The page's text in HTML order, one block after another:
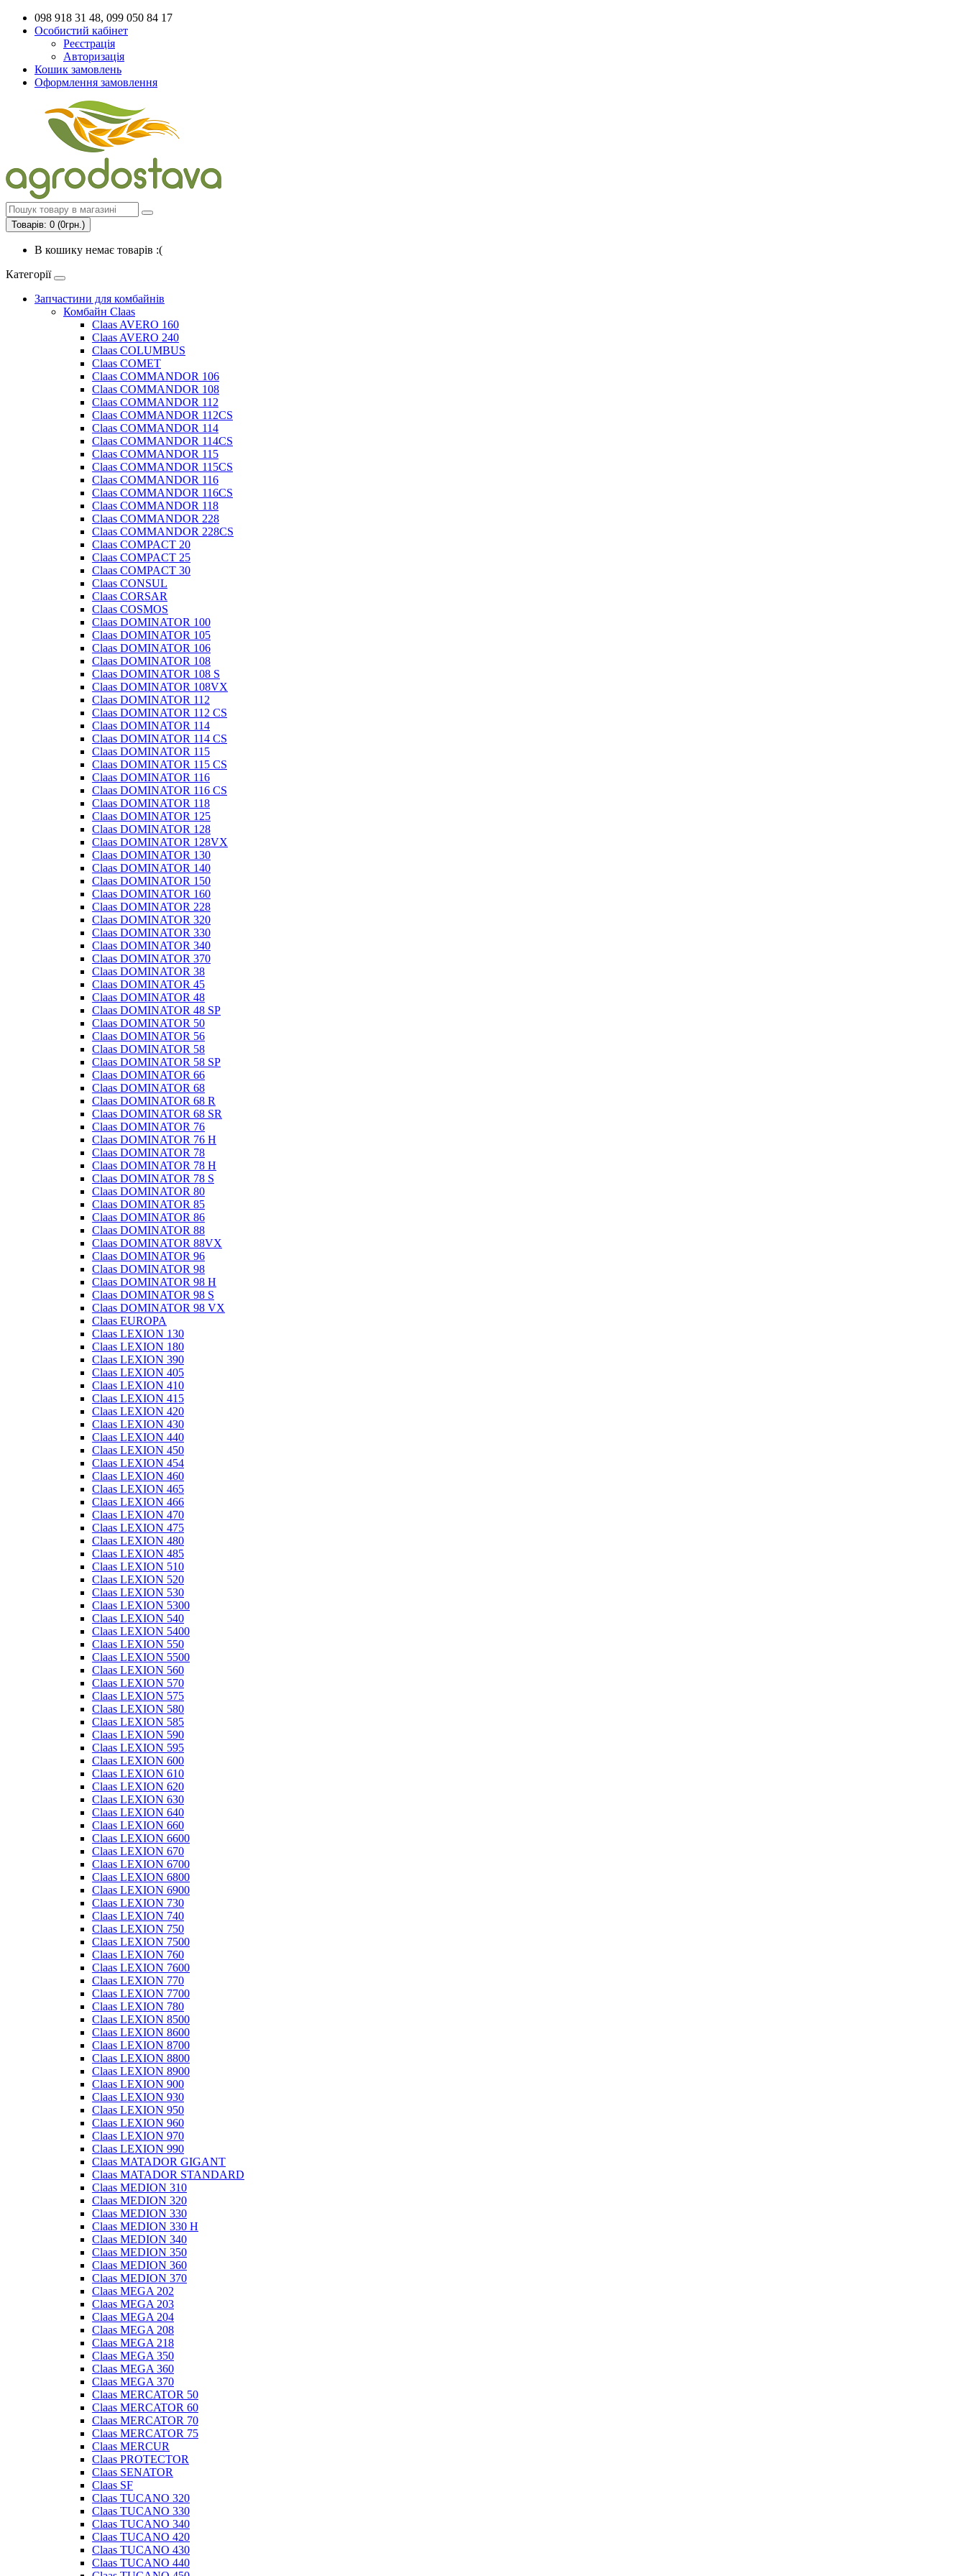
098 918 31 48, 099 050 84 17
Особистий кабінет
Реєстрація
Авторизація
Кошик замовлень
Оформлення замовлення
Товарів: 0 (0грн.)
В кошику немає товарів :(
Категорії
Запчастини для комбайнів
Комбайн Claas
Claas AVERO 160
Claas AVERO 240
Claas COLUMBUS
Claas COMET
Claas COMMANDOR 106
Claas COMMANDOR 108
Claas COMMANDOR 112
Claas COMMANDOR 112CS
Claas COMMANDOR 114
Claas COMMANDOR 114CS
Claas COMMANDOR 115
Claas COMMANDOR 115CS
Claas COMMANDOR 116
Claas COMMANDOR 116CS
Claas COMMANDOR 118
Claas COMMANDOR 228
Claas COMMANDOR 228CS
Claas COMPACT 20
Claas COMPACT 25
Claas COMPACT 30
Claas CONSUL
Claas CORSAR
Claas COSMOS
Claas DOMINATOR 100
Claas DOMINATOR 105
Claas DOMINATOR 106
Claas DOMINATOR 108
Claas DOMINATOR 108 S
Claas DOMINATOR 108VX
Claas DOMINATOR 112
Claas DOMINATOR 112 CS
Claas DOMINATOR 114
Claas DOMINATOR 114 CS
Claas DOMINATOR 115
Claas DOMINATOR 115 CS
Claas DOMINATOR 116
Claas DOMINATOR 116 CS
Claas DOMINATOR 118
Claas DOMINATOR 125
Claas DOMINATOR 128
Claas DOMINATOR 128VX
Claas DOMINATOR 130
Claas DOMINATOR 140
Claas DOMINATOR 150
Claas DOMINATOR 160
Claas DOMINATOR 228
Claas DOMINATOR 320
Claas DOMINATOR 330
Claas DOMINATOR 340
Claas DOMINATOR 370
Claas DOMINATOR 38
Claas DOMINATOR 45
Claas DOMINATOR 48
Claas DOMINATOR 48 SP
Claas DOMINATOR 50
Claas DOMINATOR 56
Claas DOMINATOR 58
Claas DOMINATOR 58 SP
Claas DOMINATOR 66
Claas DOMINATOR 68
Claas DOMINATOR 68 R
Claas DOMINATOR 68 SR
Claas DOMINATOR 76
Claas DOMINATOR 76 H
Claas DOMINATOR 78
Claas DOMINATOR 78 H
Claas DOMINATOR 78 S
Claas DOMINATOR 80
Claas DOMINATOR 85
Claas DOMINATOR 86
Claas DOMINATOR 88
Claas DOMINATOR 88VX
Claas DOMINATOR 96
Claas DOMINATOR 98
Claas DOMINATOR 98 H
Claas DOMINATOR 98 S
Claas DOMINATOR 98 VX
Claas EUROPA
Claas LEXION 130
Claas LEXION 180
Claas LEXION 390
Claas LEXION 405
Claas LEXION 410
Claas LEXION 415
Claas LEXION 420
Claas LEXION 430
Claas LEXION 440
Claas LEXION 450
Claas LEXION 454
Claas LEXION 460
Claas LEXION 465
Claas LEXION 466
Claas LEXION 470
Claas LEXION 475
Claas LEXION 480
Claas LEXION 485
Claas LEXION 510
Claas LEXION 520
Claas LEXION 530
Claas LEXION 5300
Claas LEXION 540
Claas LEXION 5400
Claas LEXION 550
Claas LEXION 5500
Claas LEXION 560
Claas LEXION 570
Claas LEXION 575
Claas LEXION 580
Claas LEXION 585
Claas LEXION 590
Claas LEXION 595
Claas LEXION 600
Claas LEXION 610
Claas LEXION 620
Claas LEXION 630
Claas LEXION 640
Claas LEXION 660
Claas LEXION 6600
Claas LEXION 670
Claas LEXION 6700
Claas LEXION 6800
Claas LEXION 6900
Claas LEXION 730
Claas LEXION 740
Claas LEXION 750
Claas LEXION 7500
Claas LEXION 760
Claas LEXION 7600
Claas LEXION 770
Claas LEXION 7700
Claas LEXION 780
Claas LEXION 8500
Claas LEXION 8600
Claas LEXION 8700
Claas LEXION 8800
Claas LEXION 8900
Claas LEXION 900
Claas LEXION 930
Claas LEXION 950
Claas LEXION 960
Claas LEXION 970
Claas LEXION 990
Claas MATADOR GIGANT
Claas MATADOR STANDARD
Claas MEDION 310
Claas MEDION 320
Claas MEDION 330
Claas MEDION 330 H
Claas MEDION 340
Claas MEDION 350
Claas MEDION 360
Claas MEDION 370
Claas MEGA 202
Claas MEGA 203
Claas MEGA 204
Claas MEGA 208
Claas MEGA 218
Claas MEGA 350
Claas MEGA 360
Claas MEGA 370
Claas MERCATOR 50
Claas MERCATOR 60
Claas MERCATOR 70
Claas MERCATOR 75
Claas MERCUR
Claas PROTECTOR
Claas SENATOR
Claas SF
Claas TUCANO 320
Claas TUCANO 330
Claas TUCANO 340
Claas TUCANO 420
Claas TUCANO 430
Claas TUCANO 440